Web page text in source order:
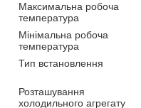
Максимальна робоча
температура
Мінімальна робоча
температура
Тип встановлення
Розташування
холодильного агрегату